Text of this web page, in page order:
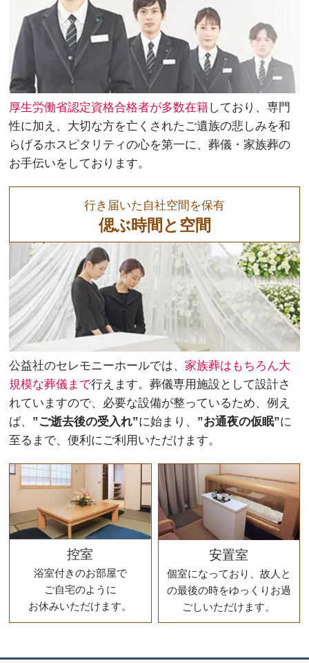
厚生労働省認定資格合格者が多数在籍しており、専門
性に加え、大切な方を亡くされたご遺族の悲しみを和
らげるホスピタリティの心を第一に、葬儀・家族葬の
お手伝いをしております。
行き届いた自社空間を保有
偲ぶ時間と空間
公益社のセレモニーホールでは、 家族葬はもちろん大
規模な葬儀まで行えます。葬儀専用施設として設計さ
れていますので、必要な設備が整っているため、例え
ば、 ”ご逝去後の受入れ”に始まり、 ”お通夜の仮眠”に
至るまで、便利にご利用いただけます。
控室
浴室付きのお部屋で
ご自宅のように
お休みいただけます。
安置室
個室になっており、故人と
の最後の時をゆっくりお過
ごしいただけます。